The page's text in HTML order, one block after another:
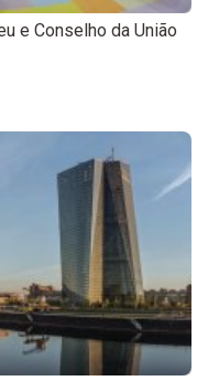
e Conselho da União